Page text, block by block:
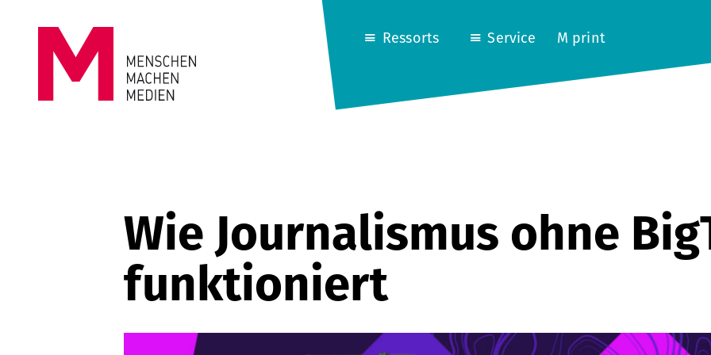
MEDIEN
Ressorts Service M print
Wie Journalismus ohne
funktioniert